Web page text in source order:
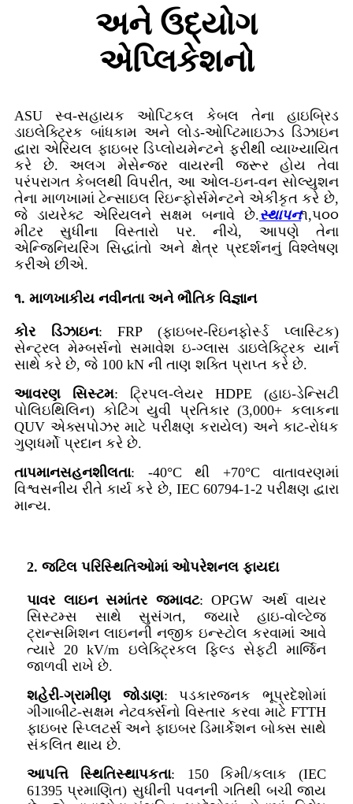
અને ઉદ્યોગ
એપ્લિકેશનો
ASU સ્વ-સહાયક ઓપ્ટિકલ કેબલ તેના હાઇબ્રિડ
ડાઇલેક્ટ્રિક બાંધકામ અને લોડ-ઓપ્ટિમાઇઝ્ડ ડિઝાઇન
દ્વારા એરિયલ ફાઇબર ડિપ્લોયમેન્ટને ફરીથી વ્યાખ્યાયિત
કરે છે. અલગ મેસેન્જર વાયરની જરૂર હોય તેવા
પરંપરાગત કેબલથી વિપરીત, આ ઓલ-ઇન-વન સોલ્યુશન
તેના માળખામાં ટેન્સાઇલ રિઇન્ફોર્સમેન્ટને એકીકૃત કરે છે,
જે ડાયરેક્ટ એરિયલને સક્ષમ બનાવે છે.સ્થાપન૧,૫૦૦
મીટર સુધીના વિસ્તારો પર. નીચે, આપણે તેના
એન્જિનિયરિંગ સિદ્ધાંતો અને ક્ષેત્ર પ્રદર્શનનું વિશ્લેષણ
કરીએ છીએ.
૧. માળખાકીય નવીનતા અને ભૌતિક વિજ્ઞાન
કોર ડિઝાઇન: FRP (ફાઇબર-રિઇનફોર્સ્ડ પ્લાસ્ટિક)
સેન્ટ્રલ મેમ્બર્સનો સમાવેશ ઇ-ગ્લાસ ડાઇલેક્ટ્રિક યાર્ન
સાથે કરે છે, જે 100 kN ની તાણ શક્તિ પ્રાપ્ત કરે છે.
આવરણ સિસ્ટમ: ટ્રિપલ-લેયર HDPE (હાઇ-ડેન્સિટી
પોલિઇથિલિન) કોટિંગ યુવી પ્રતિકાર (3,000+ કલાકના
QUV એક્સપોઝર માટે પરીક્ષણ કરાયેલ) અને કાટ-રોધક
ગુણધર્મો પ્રદાન કરે છે.
તાપમાનસહનશીલતા: -40°C થી +70°C વાતાવરણમાં
વિશ્વસનીય રીતે કાર્ય કરે છે, IEC 60794-1-2 પરીક્ષણ દ્વારા
માન્ય.
2. જટિલ પરિસ્થિતિઓમાં ઓપરેશનલ ફાયદા
પાવર લાઇન સમાંતર જમાવટ: OPGW અર્થ વાયર
સિસ્ટમ્સ સાથે સુસંગત, જ્યારે હાઇ-વોલ્ટેજ
ટ્રાન્સમિશન લાઇનની નજીક ઇન્સ્ટોલ કરવામાં આવે
ત્યારે 20 kV/m ઇલેક્ટ્રિકલ ફિલ્ડ સેફ્ટી માર્જિન
જાળવી રાખે છે.
શહેરી-ગ્રામીણ જોડાણ: પડકારજનક ભૂપ્રદેશોમાં
ગીગાબીટ-સક્ષમ નેટવર્ક્સનો વિસ્તાર કરવા માટે FTTH
ફાઇબર સ્પ્લિટર્સ અને ફાઇબર ડિમાર્કેશન બોક્સ સાથે
સંકલિત થાય છે.
આપત્તિ સ્થિતિસ્થાપકતા: 150 કિમી/કલાક (IEC
61395 પ્રમાણિત) સુધીની પવનની ગતિથી બચી જાય